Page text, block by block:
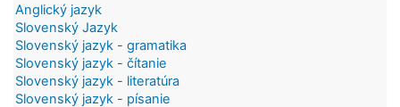
Anglický jazyk
Slovenský Jazyk
Slovenský jazyk - gramatika
Slovenský jazyk - čítanie
Slovenský jazyk - literatúra
Slovenský jazyk - písanie